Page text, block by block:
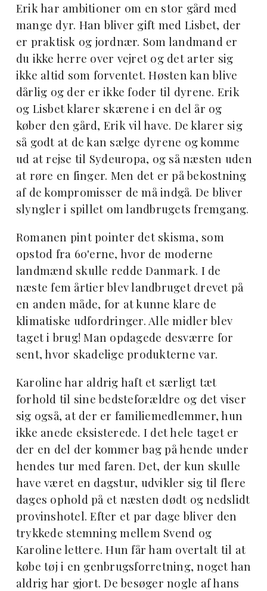
Erik har ambitioner om en stor gård med
mange dyr. Han bliver gift med Lisbet, der
er praktisk og jordnær. Som landmand er
du ikke herre over vejret og det arter sig
ikke altid som forventet. Høsten kan blive
dårlig og der er ikke foder til dyrene. Erik
og Lisbet klarer skærene i en del år og
køber den gård, Erik vil have. De klarer sig
så godt at de kan sælge dyrene og komme
ud at rejse til Sydeuropa, og så næsten uden
at røre en finger. Men det er på bekostning
af de kompromisser de må indgå. De bliver
slyngler i spillet om landbrugets fremgang.
Romanen pint pointer det skisma, som
opstod fra 60'erne, hvor de moderne
landmænd skulle redde Danmark. I de
næste fem årtier blev landbruget drevet på
en anden måde, for at kunne klare de
klimatiske udfordringer. Alle midler blev
taget i brug! Man opdagede desværre for
sent, hvor skadelige produkterne var.
Karoline har aldrig haft et særligt tæt
forhold til sine bedsteforældre og det viser
sig også, at der er familiemedlemmer, hun
ikke anede eksisterede. I det hele taget er
der en del der kommer bag på hende under
hendes tur med faren. Det, der kun skulle
have været en dagstur, udvikler sig til flere
dages ophold på et næsten dødt og nedslidt
provinshotel. Efter et par dage bliver den
trykkede stemning mellem Svend og
Karoline lettere. Hun får ham overtalt til at
købe tøj i en genbrugsforretning, noget han
aldrig har gjort. De besøger nogle af hans